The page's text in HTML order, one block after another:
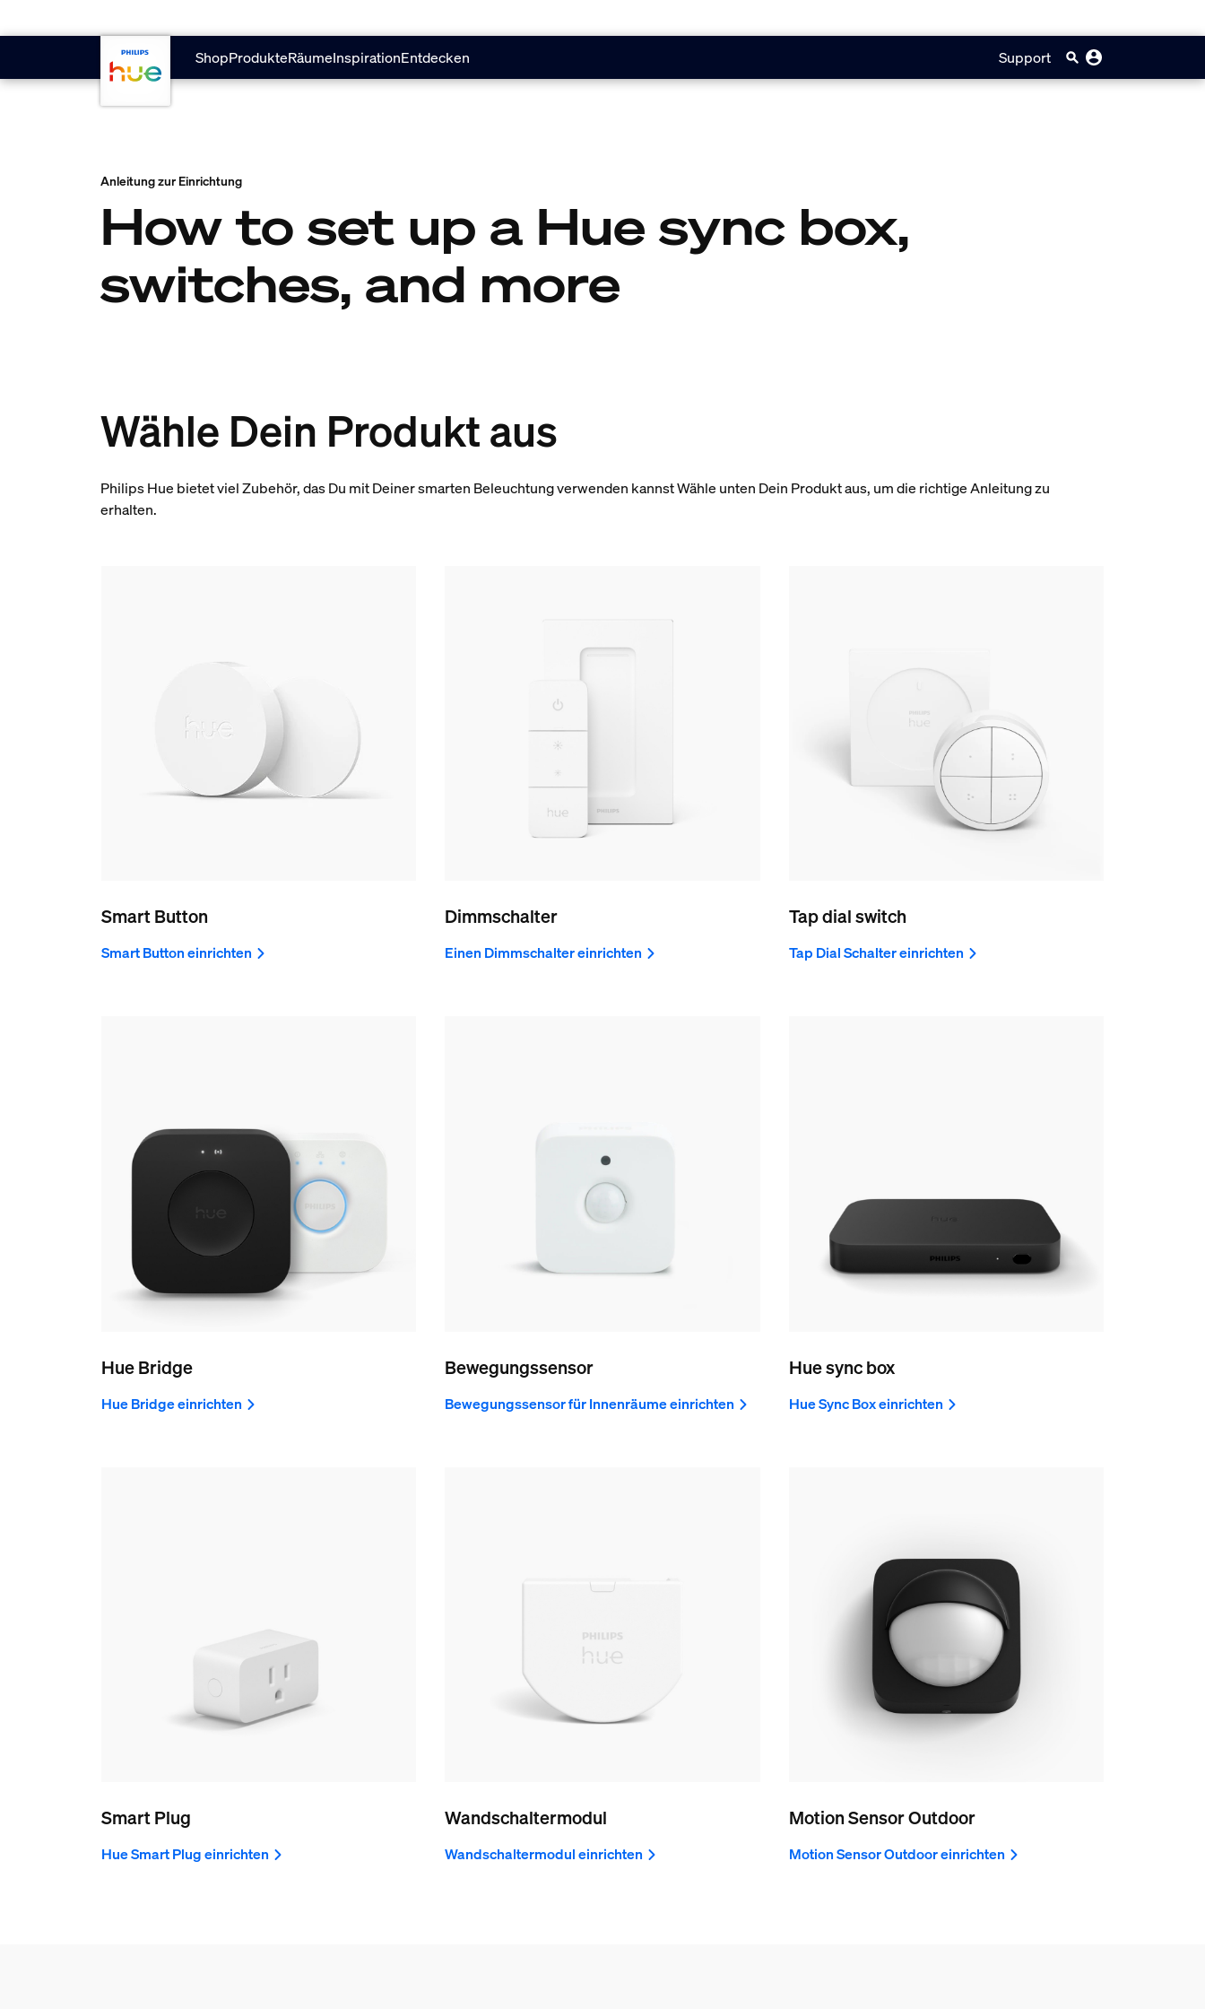
ShopProdukteRäumeInspirationEntdecken Support
Anleitung zur Einrichtung
How to set up a Hue sync box,
switches, and more
Wähle Dein Produkt aus
Philips Hue bietet viel Zubehör, das Du mit Deiner smarten Beleuchtung verwenden kannst Wähle unten Dein Produkt aus, um die richtige Anleitung zu
erhalten.
Smart Button
Smart Button einrichten
Dimmschalter
Einen Dimmschalter einrichten
Tap dial switch
Tap Dial Schalter einrichten
Hue Bridge
Hue Bridge einrichten
Bewegungssensor
Bewegungssensor für Innenräume einrichten
Hue sync box
Hue Sync Box einrichten
Smart Plug
Hue Smart Plug einrichten
Wandschaltermodul
Wandschaltermodul einrichten
Motion Sensor Outdoor
Motion Sensor Outdoor einrichten